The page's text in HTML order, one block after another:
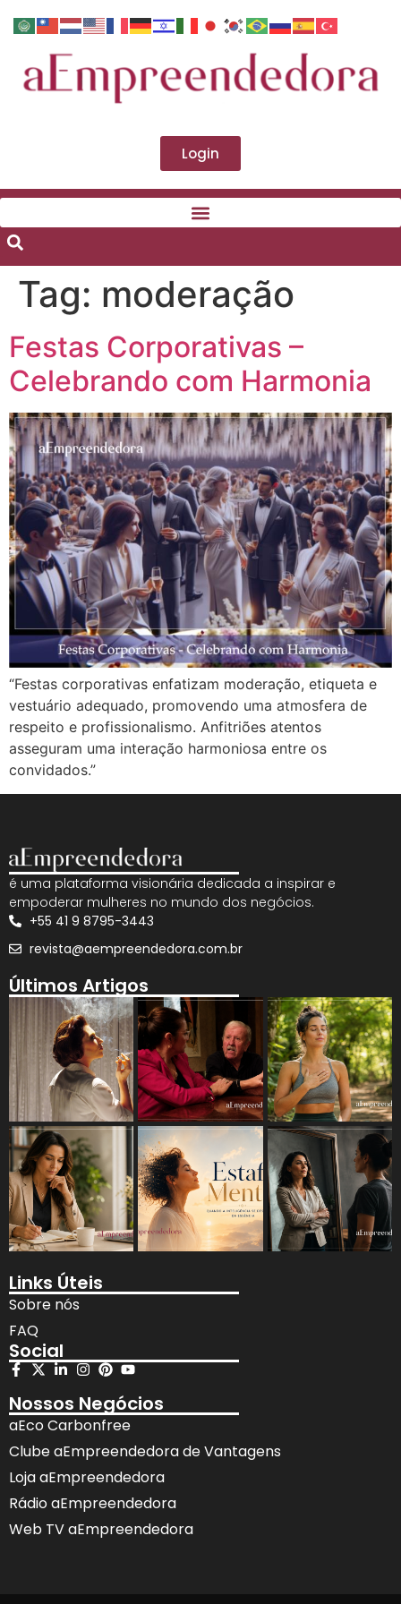
Login
Tag: moderação
Festas Corporativas –
Celebrando com Harmonia
“Festas corporativas enfatizam moderação, etiqueta e
vestuário adequado, promovendo uma atmosfera de
respeito e profissionalismo. Anfitriões atentos
asseguram uma interação harmoniosa entre os
convidados.”
é uma plataforma visionária dedicada a inspirar e
empoderar mulheres no mundo dos negócios.
+55 41 9 8795-3443
revista@aempreendedora.com.br
Últimos Artigos
Links Úteis
Sobre nós
FAQ
Social
Nossos Negócios
aEco Carbonfree
Clube aEmpreendedora de Vantagens
Loja aEmpreendedora
Rádio aEmpreendedora
Web TV aEmpreendedora